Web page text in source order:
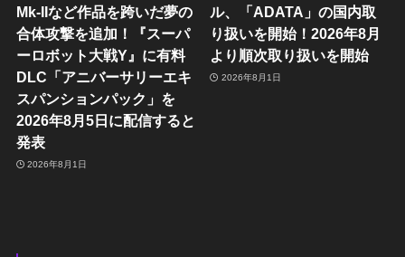
Mk-IIなど作品を跨いだ夢の
合体攻撃を追加！『スーパ
ーロボット大戦Y』に有料
DLC「アニバーサリーエキ
スパンションパック」を
2026年8月5日に配信すると
発表
2026年8月1日
ル、「ADATA」の国内取
り扱いを開始！2026年8月
より順次取り扱いを開始
2026年8月1日